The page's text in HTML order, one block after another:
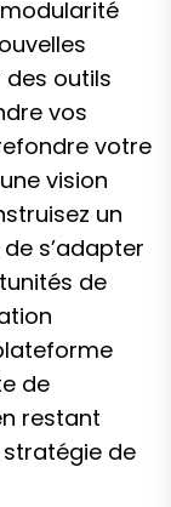
des outils
vos
votre
vision
un
s’adapter
de
de
restant
de